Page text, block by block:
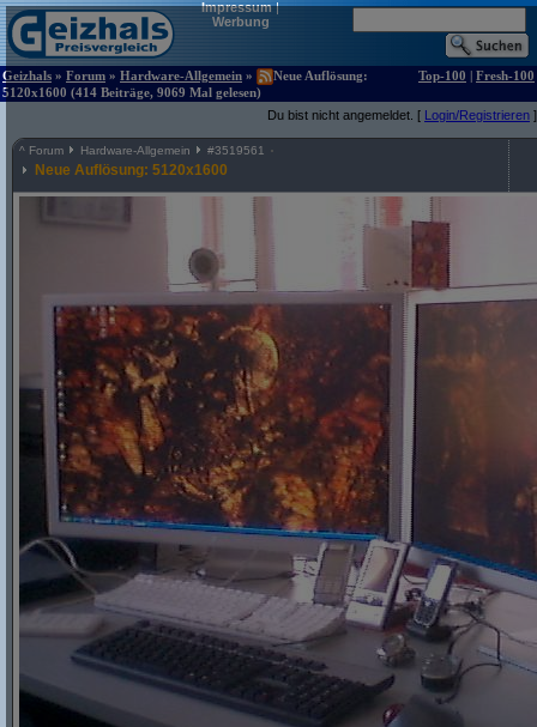
Impressum|
Werbung
Geizhals » Forum » Hardware-Allgemein »
Neue Auflösung:
5120x1600 (414 Beiträge, 9069 Mal gelesen)
Top-100 | Fresh-100
Du bist nicht angemeldet. [ Login/Registrieren ]
^ Forum Hardware-Allgemein #3519561
Neue Auflösung: 5120x1600